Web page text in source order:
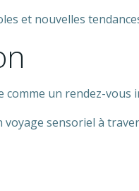
et nouvelles
comme un rendez-
sensoriel à